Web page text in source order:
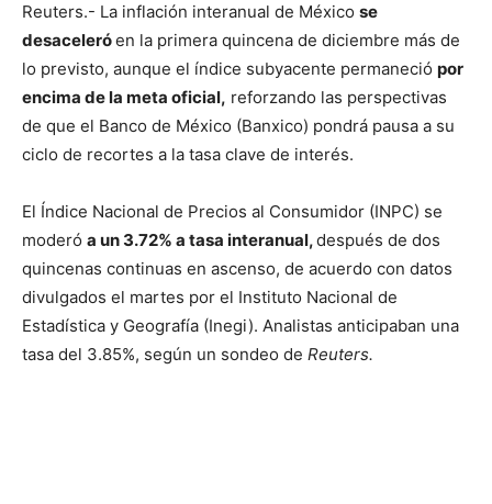
Reuters.- La inflación interanual de México se
desaceleróen la primera quincena de diciembre más de
lo previsto, aunque el índice subyacente permaneció por
encima de la meta oficial, reforzando las perspectivas
de que el Banco de México (Banxico) pondrá pausa a su
ciclo de recortes a la tasa clave de interés.
El Índice Nacional de Precios al Consumidor (INPC) se
moderó a un 3.72% a tasa interanual,después de dos
quincenas continuas en ascenso, de acuerdo con datos
divulgados el martes por el Instituto Nacional de
Estadística y Geografía (Inegi). Analistas anticipaban una
tasa del 3.85%, según un sondeo de Reuters.